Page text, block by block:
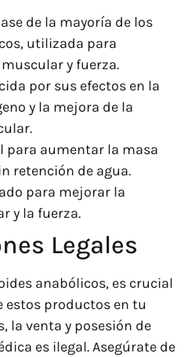
de la mayoría de los
utilizada para
y fuerza.
por sus efectos en la
y la mejora de la
para aumentar la masa
retención de agua.
para mejorar la
y la fuerza.
Legales
anabólicos, es crucial
estos productos en tu
la venta y posesión de
es ilegal. Asegúrate de